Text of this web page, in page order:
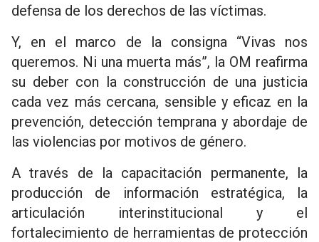
defensa de los derechos de las víctimas.
Y, en el marco de la consigna “Vivas nos
queremos. Ni una muerta más”, la OM reafirma
su deber con la construcción de una justicia
cada vez más cercana, sensible y eficaz en la
prevención, detección temprana y abordaje de
las violencias por motivos de género.
A través de la capacitación permanente, la
producción de información estratégica, la
articulación interinstitucional y el
fortalecimiento de herramientas de protección